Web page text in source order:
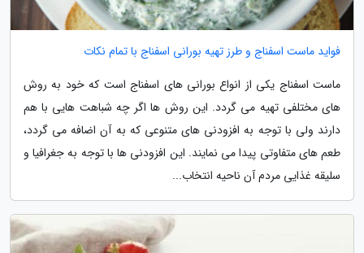
فواید ماست اسفناج و طرز تهیه بورانی اسفناج با تمام نکات
ماست اسفناج یکی از انواع بورانی های اسفناج است که خود به روش
های مختلفی تهیه می گردد. این روش ها اگر چه شباهت هایی با هم
دارند ولی با توجه به افزودنی های متنوعی که به آن اضافه می گردد،
طعم های متفاوتی پیدا می نمایند. این افزودنی ها با توجه به جغرافیا و
سلیقه غذایی مردم آن ناحیه انتخاب...